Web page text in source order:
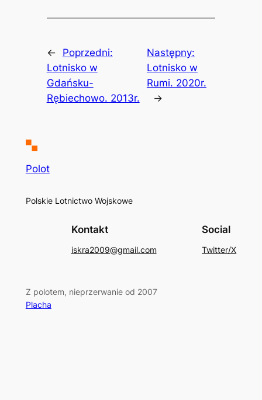
←
Poprzedni:
Lotnisko w
Gdańsku-
Rębiechowo. 2013r.
Następny:
Lotnisko w
Rumi. 2020r.
→
Polot
Polskie Lotnictwo Wojskowe
Kontakt
iskra2009@gmail.com
Social
Twitter/X
Z polotem, nieprzerwanie od 2007
Placha